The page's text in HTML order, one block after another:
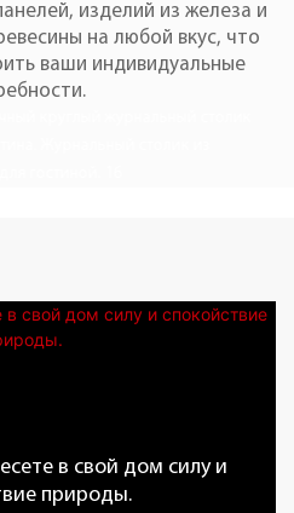
изделий из железа и
на любой вкус, что
ваши индивидуальные
в свой дом силу и
природы.